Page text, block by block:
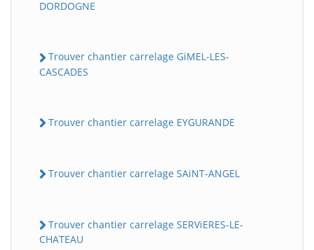
DORDOGNE
Trouver chantier carrelage GiMEL-LES-
CASCADES
Trouver chantier carrelage EYGURANDE
Trouver chantier carrelage SAiNT-ANGEL
Trouver chantier carrelage SERViERES-LE-
CHATEAU